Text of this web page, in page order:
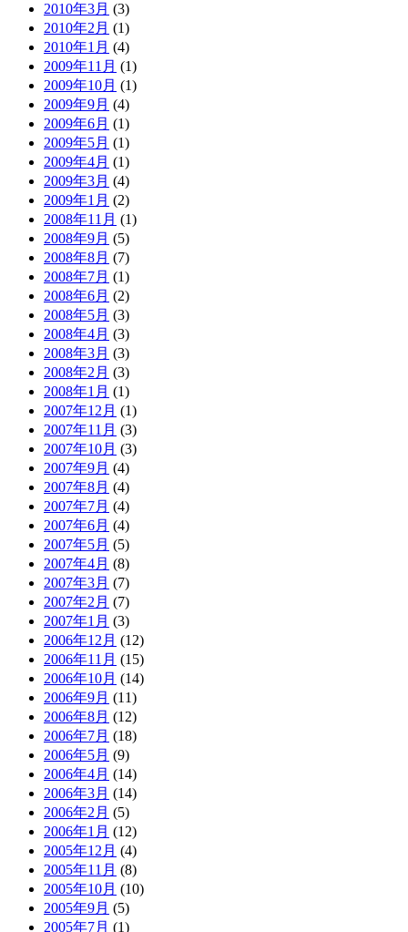
2010年3月 (3)
2010年2月 (1)
2010年1月 (4)
2009年11月 (1)
2009年10月 (1)
2009年9月 (4)
2009年6月 (1)
2009年5月 (1)
2009年4月 (1)
2009年3月 (4)
2009年1月 (2)
2008年11月 (1)
2008年9月 (5)
2008年8月 (7)
2008年7月 (1)
2008年6月 (2)
2008年5月 (3)
2008年4月 (3)
2008年3月 (3)
2008年2月 (3)
2008年1月 (1)
2007年12月 (1)
2007年11月 (3)
2007年10月 (3)
2007年9月 (4)
2007年8月 (4)
2007年7月 (4)
2007年6月 (4)
2007年5月 (5)
2007年4月 (8)
2007年3月 (7)
2007年2月 (7)
2007年1月 (3)
2006年12月 (12)
2006年11月 (15)
2006年10月 (14)
2006年9月 (11)
2006年8月 (12)
2006年7月 (18)
2006年5月 (9)
2006年4月 (14)
2006年3月 (14)
2006年2月 (5)
2006年1月 (12)
2005年12月 (4)
2005年11月 (8)
2005年10月 (10)
2005年9月 (5)
2005年7月 (1)